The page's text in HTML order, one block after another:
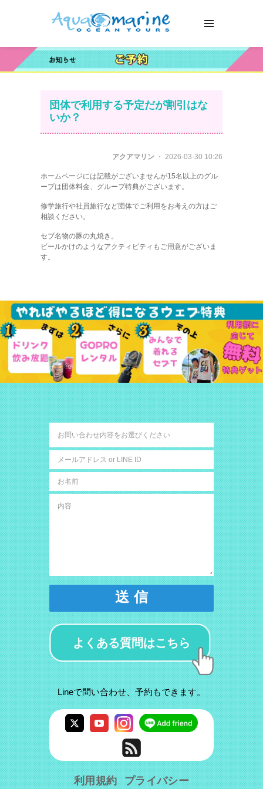
団体で利用する予定だが割引はな
いか？
アクアマリン ・ 2026-03-30 10:26
ホームページには記載がございませんが15名以上のグル
ープは団体料金、グループ特典がございます。
修学旅行や社員旅行など団体でご利用をお考えの方はご
相談ください。
セブ名物の豚の丸焼き。
ビールかけのようなアクティビティもご用意がございま
す。
送 信
よくある質問はこちら
Lineで問い合わせ、予約もできます。
利用規約 プライバシー